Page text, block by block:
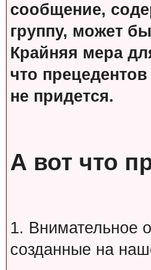
сообщение,
группу, может
Крайняя мера
что
не придется.
А вот что
1. Внимательное
созданные на